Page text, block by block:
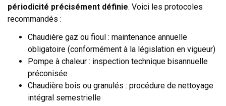
périodicité précisément définie. Voici les protocoles
recommandés :
Chaudière gaz ou fioul : maintenance annuelle
obligatoire (conformément à la législation en vigueur)
Pompe à chaleur : inspection technique bisannuelle
préconisée
Chaudière bois ou granulés : procédure de nettoyage
intégral semestrielle